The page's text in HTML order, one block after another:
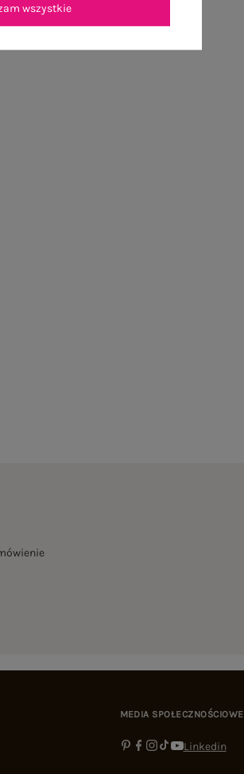
MEDIA SPOŁECZNOŚCIOWE
Linkedin
wszystkie